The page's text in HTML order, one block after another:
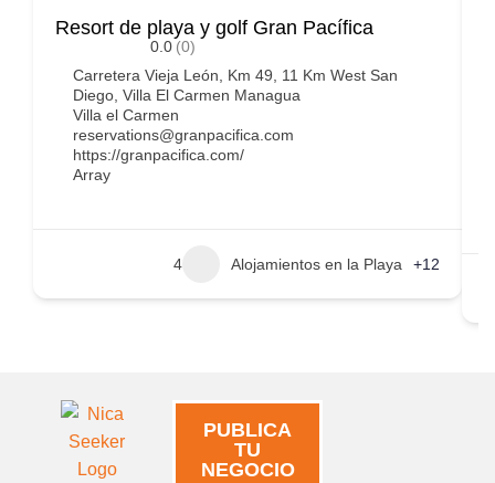
Resort de playa y golf Gran Pacífica
0.0 (0)
Carretera Vieja León, Km 49, 11 Km West San
Diego, Villa El Carmen Managua
Villa el Carmen
reservations@granpacifica.com
https://granpacifica.com/
Array
4 Alojamientos en la Playa +12
PUBLICA
TU
NEGOCIO